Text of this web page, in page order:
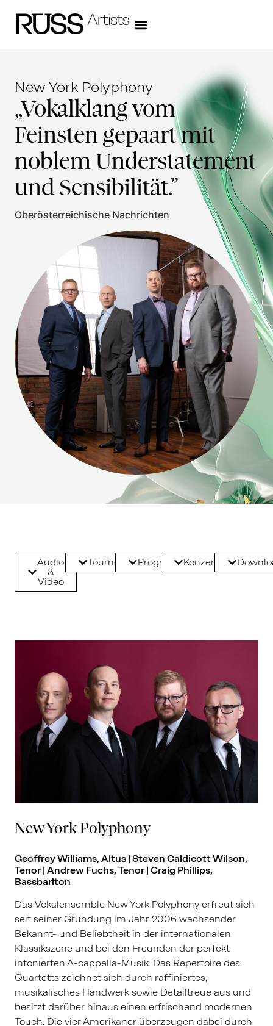
New York Polyphony
„Vokalklangvom
Feinsten gepaartmit
noblemUnderstatement
und Sensibilität.”
Oberösterreichische Nachrichten
Audio
&
Video
TourneedatenProgrammeKonzerttermine
New York Polyphony
Geoffrey Williams, Altus | Steven Caldicott Wilson,
Tenor | Andrew Fuchs, Tenor | Craig Phillips,
Bassbariton
Das Vokalensemble New York Polyphony erfreut sich
seit seiner Gründung im Jahr 2006 wachsender
Bekannt- und Beliebtheit in der internationalen
Klassikszene und bei den Freunden der perfekt
intonierten A-cappella-Musik. Das Repertoire des
Quartetts zeichnet sich durch raffiniertes,
musikalisches Handwerk sowie Detailtreue aus und
besitzt darüber hinaus einen erfrischend modernen
Touch. Die vier Amerikaner überzeugen dabei durch